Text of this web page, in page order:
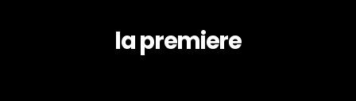
la premiere